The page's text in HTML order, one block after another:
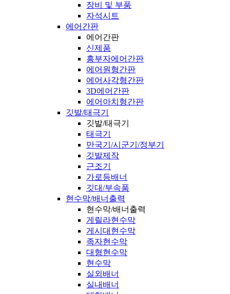
장비 및 부품
자석시트
에어간판
에어간판
신제품
흥부자에어간판
에어원형간판
에어사각형간판
3D에어간판
에어아치형간판
깃발/태극기
깃발/태극기
태극기
만국기/시군기/정부기
깃발제작
근조기
가로등배너
깃대/부속품
현수막/배너출력
현수막/배너출력
게릴라현수막
게시대현수막
족자현수막
대형현수막
현수막
실외배너
실내배너